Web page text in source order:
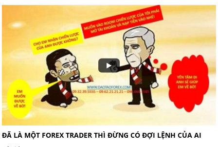
ĐÃ LÀ MỘT FOREX TRADER THÌ ĐỪNG CÓ ĐỢI LỆNH CỦA AI